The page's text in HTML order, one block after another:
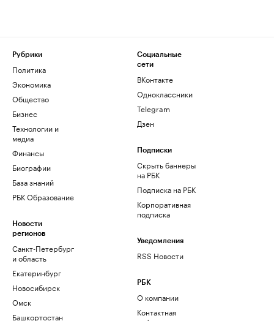
Рубрики
Политика
Экономика
Общество
Бизнес
Технологии и
медиа
Финансы
Биографии
База знаний
РБК Образование
Новости
регионов
Санкт-Петербург
и область
Екатеринбург
Новосибирск
Омск
Башкортостан
Социальные
сети
ВКонтакте
Одноклассники
Telegram
Дзен
Подписки
Скрыть баннеры
на РБК
Подписка на РБК
Корпоративная
подписка
Уведомления
RSS Новости
РБК
О компании
Контактная